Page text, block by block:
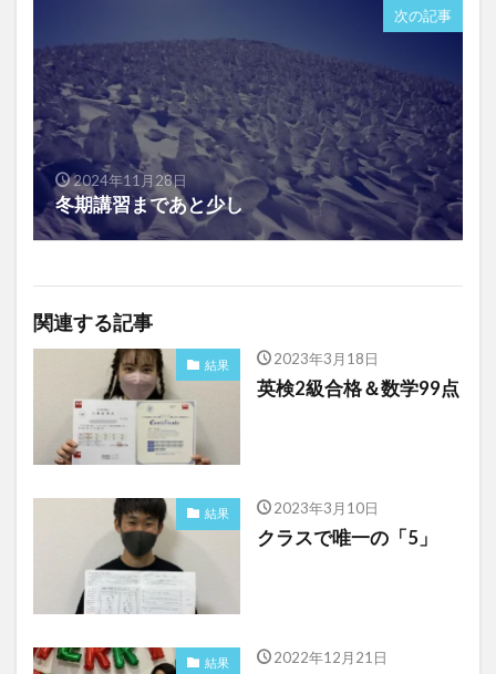
次の記事
2024年11月28日
冬期講習まであと少し
関連する記事
結果 2023年3月18日
英検2級合格＆数学99点
結果 2023年3月10日
クラスで唯一の「5」
結果 2022年12月21日